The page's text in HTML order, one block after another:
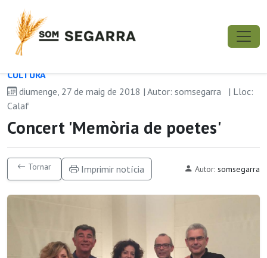
CULTURA
diumenge, 27 de maig de 2018 | Autor: somsegarra
| Lloc:
Calaf
Concert 'Memòria de poetes'
Tornar Imprimir notícia Autor: somsegarra